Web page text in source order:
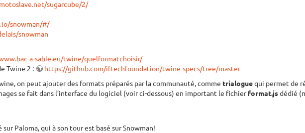
sugarcube/2/
snowman/#/
snowman
a-sable.eu/twine/quelformatchoisir/
Twine 2 :
https://github.com/iftechfoundation/twine-specs/tree/master
on peut ajouter des formats préparés par la communauté, comme trialoguequi permet de
se fait dans l’interface du logiciel (voir ci-dessous) en important le fichierformat.jsdédié
Paloma, qui à son tour est basé sur Snowman!